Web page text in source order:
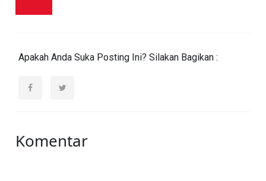
Apakah Anda Suka Posting Ini? Silakan Bagikan :
Komentar